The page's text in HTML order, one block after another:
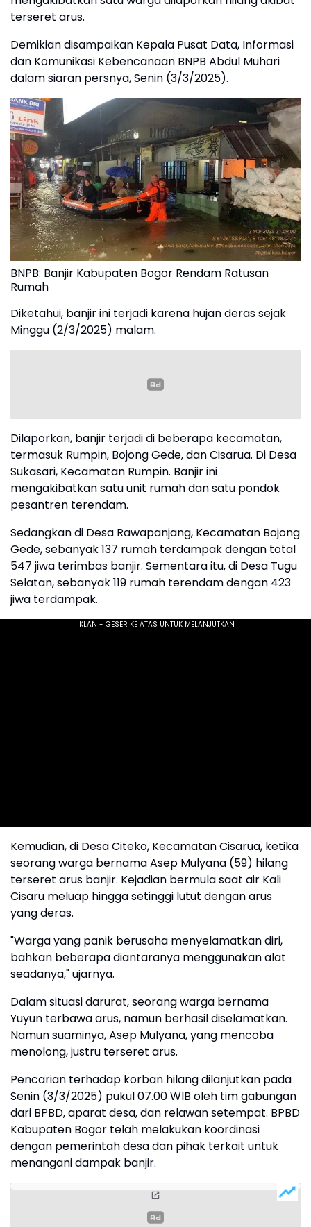
terseret arus.
Demikian disampaikan Kepala Pusat Data, Informasi
dan Komunikasi Kebencanaan BNPB Abdul Muhari
dalam siaran persnya, Senin (3/3/2025).
BNPB: Banjir Kabupaten Bogor Rendam Ratusan
Rumah
Diketahui, banjir ini terjadi karena hujan deras sejak
Minggu (2/3/2025) malam.
Dilaporkan, banjir terjadi di beberapa kecamatan,
termasuk Rumpin, Bojong Gede, dan Cisarua. Di Desa
Sukasari, Kecamatan Rumpin. Banjir ini
mengakibatkan satu unit rumah dan satu pondok
pesantren terendam.
Sedangkan di Desa Rawapanjang, Kecamatan Bojong
Gede, sebanyak 137 rumah terdampak dengan total
547 jiwa terimbas banjir. Sementara itu, di Desa Tugu
Selatan, sebanyak 119 rumah terendam dengan 423
jiwa terdampak.
Kemudian, di Desa Citeko, Kecamatan Cisarua, ketika
seorang warga bernama Asep Mulyana (59) hilang
terseret arus banjir. Kejadian bermula saat air Kali
Cisaru meluap hingga setinggi lutut dengan arus
yang deras.
"Warga yang panik berusaha menyelamatkan diri,
bahkan beberapa diantaranya menggunakan alat
seadanya," ujarnya.
Dalam situasi darurat, seorang warga bernama
Yuyun terbawa arus, namun berhasil diselamatkan.
Namun suaminya, Asep Mulyana, yang mencoba
menolong, justru terseret arus.
Pencarian terhadap korban hilang dilanjutkan pada
Senin (3/3/2025) pukul 07.00 WIB oleh tim gabungan
dari BPBD, aparat desa, dan relawan setempat. BPBD
Kabupaten Bogor telah melakukan koordinasi
dengan pemerintah desa dan pihak terkait untuk
menangani dampak banjir.